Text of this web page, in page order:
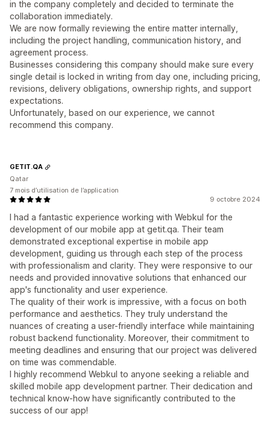
in the company completely and decided to terminate the
collaboration immediately.
We are now formally reviewing the entire matter internally,
including the project handling, communication history, and
agreement process.
Businesses considering this company should make sure every
single detail is locked in writing from day one, including pricing,
revisions, delivery obligations, ownership rights, and support
expectations.
Unfortunately, based on our experience, we cannot
recommend this company.
9 octobre 2024
I had a fantastic experience working with Webkul for the
development of our mobile app at getit.qa. Their team
demonstrated exceptional expertise in mobile app
development, guiding us through each step of the process
with professionalism and clarity. They were responsive to our
needs and provided innovative solutions that enhanced our
app's functionality and user experience.
The quality of their work is impressive, with a focus on both
performance and aesthetics. They truly understand the
nuances of creating a user-friendly interface while maintaining
robust backend functionality. Moreover, their commitment to
meeting deadlines and ensuring that our project was delivered
on time was commendable.
I highly recommend Webkul to anyone seeking a reliable and
skilled mobile app development partner. Their dedication and
technical know-how have significantly contributed to the
success of our app!
GETIT.QA
Qatar
7 mois d’utilisation de l’application